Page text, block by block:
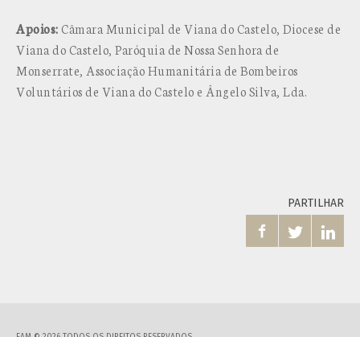
Apoios: Câmara Municipal de Viana do Castelo, Diocese de
Viana do Castelo, Paróquia de Nossa Senhora de
Monserrate, Associação Humanitária de Bombeiros
Voluntários de Viana do Castelo e Ângelo Silva, Lda.
PARTILHAR
  